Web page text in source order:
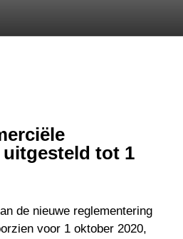
tot 1
de nieuwe reglementering
voor 1 oktober 2020,